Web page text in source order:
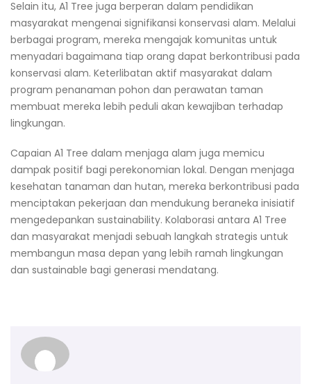
Selain itu, A1 Tree juga berperan dalam pendidikan
masyarakat mengenai signifikansi konservasi alam. Melalui
berbagai program, mereka mengajak komunitas untuk
menyadari bagaimana tiap orang dapat berkontribusi pada
konservasi alam. Keterlibatan aktif masyarakat dalam
program penanaman pohon dan perawatan taman
membuat mereka lebih peduli akan kewajiban terhadap
lingkungan.
Capaian A1 Tree dalam menjaga alam juga memicu
dampak positif bagi perekonomian lokal. Dengan menjaga
kesehatan tanaman dan hutan, mereka berkontribusi pada
menciptakan pekerjaan dan mendukung beraneka inisiatif
mengedepankan sustainability. Kolaborasi antara A1 Tree
dan masyarakat menjadi sebuah langkah strategis untuk
membangun masa depan yang lebih ramah lingkungan
dan sustainable bagi generasi mendatang.